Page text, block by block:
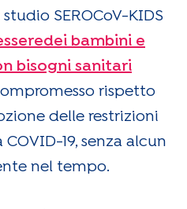
SEROCoV-KIDS
dei bambini e
bisogni sanitari
rispetto
delle restrizioni
19, senza alcun
nel tempo.